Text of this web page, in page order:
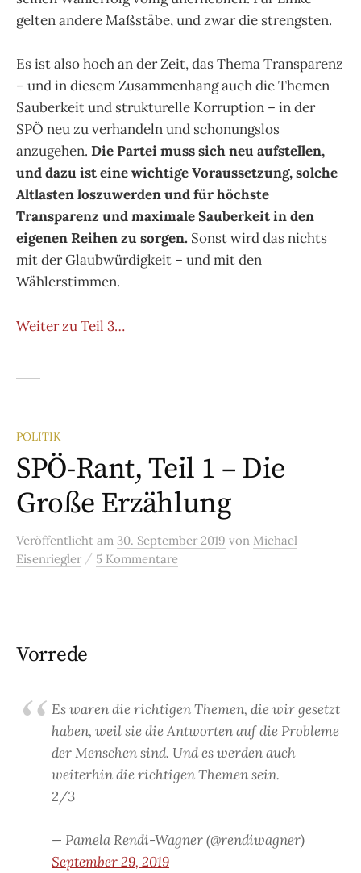
gelten andere Maßstäbe, und zwar die strengsten.
Es ist also hoch an der Zeit, das Thema Transparenz
– und in diesem Zusammenhang auch die Themen
Sauberkeit und strukturelle Korruption – in der
SPÖ neu zu verhandeln und schonungslos
anzugehen. Die Partei muss sich neu aufstellen,
und dazu ist eine wichtige Voraussetzung, solche
Altlasten loszuwerden und für höchste
Transparenz und maximale Sauberkeit in den
eigenen Reihen zu sorgen. Sonst wird das nichts
mit der Glaubwürdigkeit – und mit den
Wählerstimmen.
Weiter zu Teil 3…
POLITIK
SPÖ-Rant, Teil 1 – Die
Große Erzählung
Veröffentlicht am 30. September 2019 von Michael
Eisenriegler / 5 Kommentare
Vorrede
Es waren die richtigen Themen, die wir gesetzt
haben, weil sie die Antworten auf die Probleme
der Menschen sind. Und es werden auch
weiterhin die richtigen Themen sein.
2/3
— Pamela Rendi-Wagner (@rendiwagner)
September 29, 2019